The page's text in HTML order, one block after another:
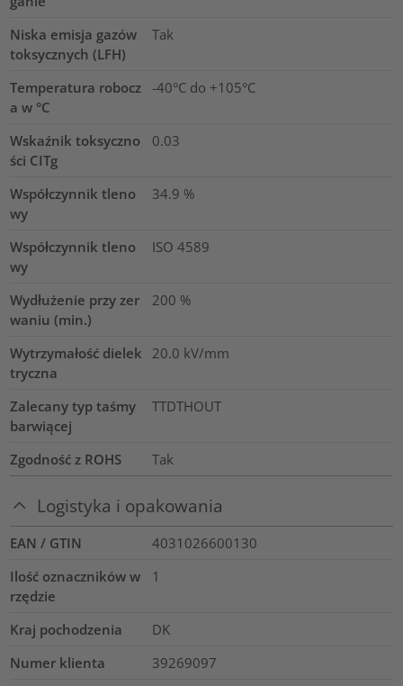
Niska emisja gazów
toksycznych (LFH)
Tak
Temperatura robocz
a w °C
-40°C do +105°C
Wskaźnik toksyczno
ści CITg
0.03
Współczynnik tleno
wy
34.9 %
Współczynnik tleno
wy
ISO 4589
Wydłużenie przy zer
waniu (min.)
200 %
Wytrzymałość dielek
tryczna
20.0 kV/mm
Zalecany typ taśmy
barwiącej
TTDTHOUT
Zgodność z ROHS Tak
Logistyka i opakowania
EAN / GTIN
4031026600130
Ilość oznaczników w
rzędzie
1
Kraj pochodzenia
DK
Numer klienta
39269097